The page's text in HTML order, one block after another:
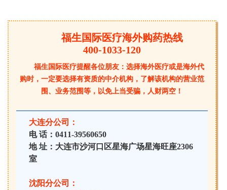
福生国际医疗海外购药热线
400-1033-120
福生国际医疗提醒各位朋友：选择海外医疗或是海外代
购时，一定要选择有资质的中介机构，了解该机构的营业范
围、业务范围等，以免上当受骗，人财两空！
大连分公司：
电 话：0411-39560650
地 址：大连市沙河口区星海广场星海旺座2306
室
沈阳分公司：